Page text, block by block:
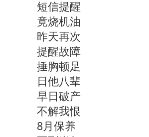
短信提醒
竟烧机油
昨天再次
提醒故障
捶胸顿足
日他八辈
早日破产
不解我恨
8月保养